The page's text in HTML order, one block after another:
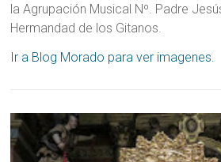
la Agrupación Musical Nº. Padre
Hermandad de los Gitanos.
Ir a Blog Morado para ver imagenes.